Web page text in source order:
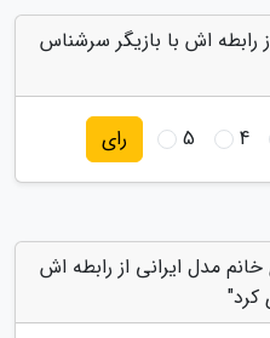
رابطه اش با بازیگر سرشناس
4
5 رای
مدل ایرانی از رابطه اش
کرد"